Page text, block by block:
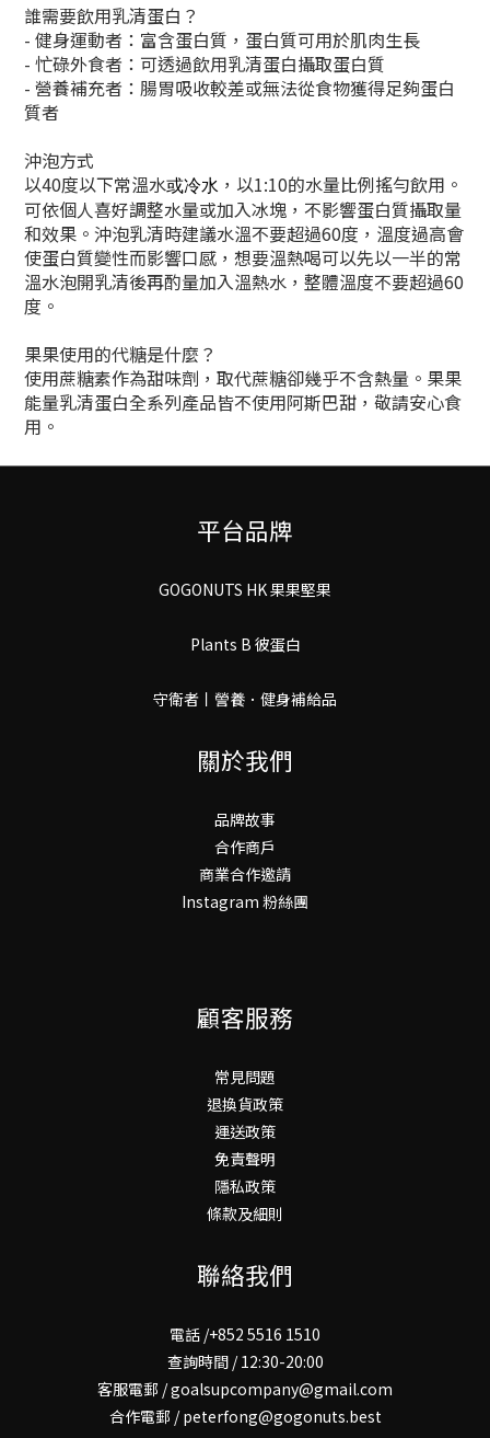
誰需要飲用乳清蛋白？
- 健身運動者：富含蛋白質，蛋白質可用於肌肉生長
- 忙碌外食者：可透過飲用乳清蛋白攝取蛋白質
- 營養補充者：腸胃吸收較差或無法從食物獲得足夠蛋白
質者
沖泡方式
以40度以下常溫水或冷水 ，以1:10的水量比例搖勻飲用。
可依個人喜好調整水量或加入冰塊，不影響蛋白質攝取量
和效果。沖泡乳清時建議水溫不要超過60度，溫度過高會
使蛋白質變性而影響口感，想要溫熱喝可以先以一半的常
溫水泡開乳清後再酌量加入溫熱水，整體溫度不要超過60
度。
果果使用的代糖是什麼？
使用蔗糖素作為甜味劑，取代蔗糖卻幾乎不含熱量。果果
能量乳清蛋白全系列產品皆不使用阿斯巴甜，敬請安心食
用。
平台品牌
GOGONUTS HK 果果堅果
Plants B 彼蛋白
守衛者丨謍養．健身補給品
關於我們
品牌故事
合作商戶
商業合作邀請
Instagram 粉絲團
顧客服務
常見問題
退換貨政策
運送政策
免責聲明
隱私政策
條款及細則
聯絡我們
電話 /+852 5516 1510
查詢時間 / 12:30-20:00
客服電郵 / goalsupcompany@gmail.com
合作電郵 / peterfong@gogonuts.best